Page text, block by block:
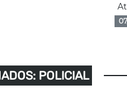
POLICIAL